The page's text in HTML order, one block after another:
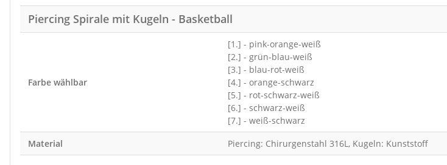
Piercing Spirale mit Kugeln - Basketball
Farbe wählbar
[1.] - pink-orange-weiß
[2.] - grün-blau-weiß
[3.] - blau-rot-weiß
[4.] - orange-schwarz
[5.] - rot-schwarz-weiß
[6.] - schwarz-weiß
[7.] - weiß-schwarz
Material
Piercing: Chirurgenstahl 316L, Kugeln: Kunststoff